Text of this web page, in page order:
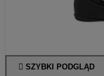
 SZYBKI PODGLĄD